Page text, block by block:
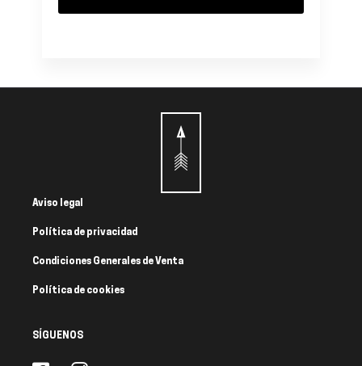
Aviso legal
Política de privacidad
Condiciones Generales de Venta
Política de cookies
SÍGUENOS